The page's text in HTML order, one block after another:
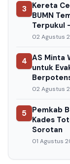
3
Kereta
BUMN
Terpukul
Over
02 Agustus
4 AS Minta
untuk
02 Agustus
5
Pemkab
Kades
Sorotan
01 Agustus